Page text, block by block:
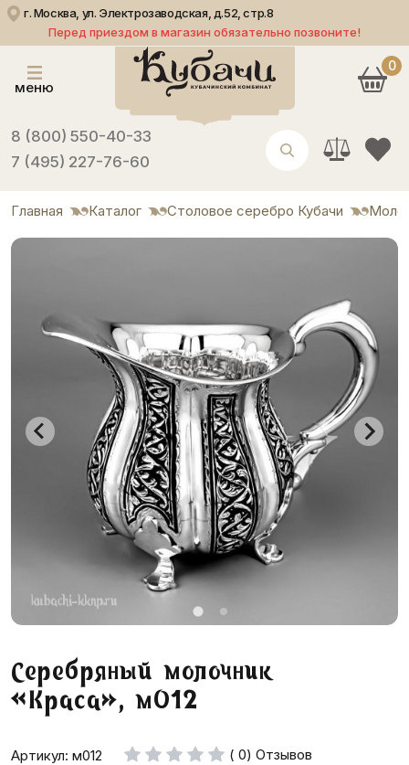
г. Москва, ул. Электрозаводская, д.52, стр.8
Перед приездом в магазин обязательно позвоните!
меню
8 (800) 550-40-33
7 (495) 227-76-60
0
Главная Каталог Столовое серебро Кубачи
Серебряный молочник
«Краса», м012
Артикул: м012 ( 0) Отзывов